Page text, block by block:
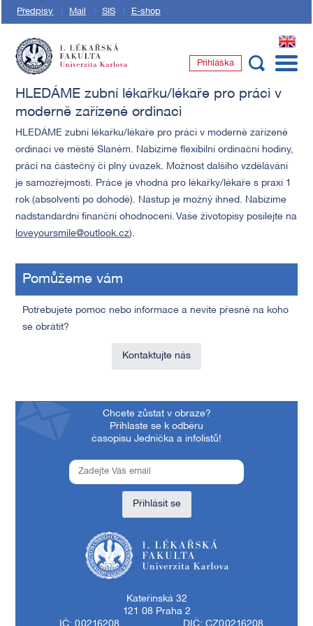
Předpisy Mail SIS E-shop
EN
Přihláška
HLEDÁME zubní lékařku/lékaře pro práci v
moderně zařízené ordinaci
HLEDÁME zubní lékařku/lékaře pro práci v moderně zařízené
ordinaci ve městě Slaném. Nabízíme flexibilní ordinační hodiny,
práci na částečný či plný úvazek. Možnost dalšího vzdělávání
je samozřejmostí. Práce je vhodná pro lékařky/lékaře s praxí 1
rok (absolventi po dohodě). Nástup je možný ihned. Nabízíme
nadstandardní finanční ohodnocení. Vaše životopisy posílejte na
loveyoursmile@outlook.cz).
Pomůžeme vám
Potřebujete pomoc nebo informace a nevíte přesně na koho
se obrátit?
Kontaktujte nás
Chcete zůstat v obraze?
Přihlaste se k odběru
časopisu Jednička a infolistů!
Přihlásit se
Kateřinská 32
121 08 Praha 2